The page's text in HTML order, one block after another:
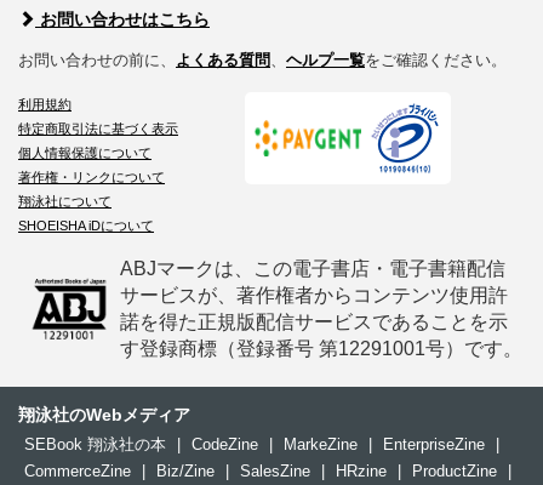
お問い合わせはこちら
お問い合わせの前に、 よくある質問、 ヘルプ一覧をご確認ください。
利用規約
特定商取引法に基づく表示
個人情報保護について
著作権・リンクについて
翔泳社について
SHOEISHA iDについて
ABJマークは、この電子書店・電子書籍配信
サービスが、著作権者からコンテンツ使用許
諾を得た正規版配信サービスであることを示
す登録商標（登録番号 第12291001号）です。
翔泳社のWebメディア
SEBook 翔泳社の本 CodeZine MarkeZine EnterpriseZine
CommerceZine
Biz/Zine SalesZine HRzine ProductZine